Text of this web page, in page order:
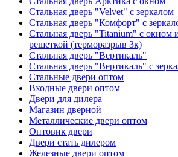
Стальная дверь "Velvet" с зеркалом
Стальная дверь "Комфорт" с
Стальная дверь "Titanium" с окном
решеткой (терморазрыв 3к)
Стальная дверь "Вертикаль"
Стальная дверь "Вертикаль" с
Стальные двери оптом
Входные двери оптом
Двери для дилера
Магазин дверной
Металлические двери оптом
Оптовик двери
Двери стать дилером
Железные двери оптом